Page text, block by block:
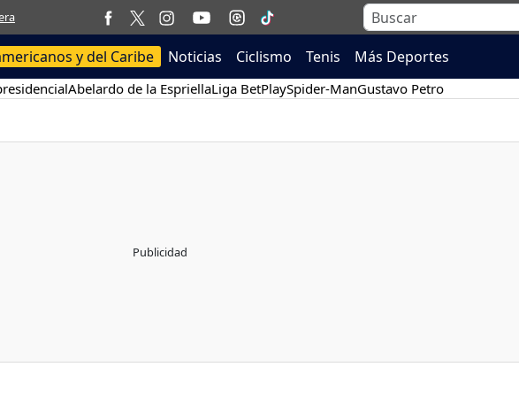
y del Caribe Noticias Ciclismo Tenis Más Deportes
Abelardo de la EspriellaLiga BetPlaySpider-ManGustavo Petro